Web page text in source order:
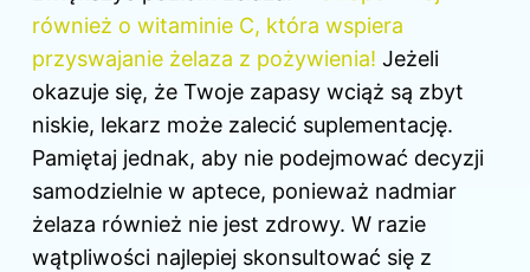
również o witaminie C, która wspiera
przyswajanie żelaza z pożywienia! Jeżeli
okazuje się, że Twoje zapasy wciąż są zbyt
niskie, lekarz może zalecić suplementację.
Pamiętaj jednak, aby nie podejmować decyzji
samodzielnie w aptece, ponieważ nadmiar
żelaza również nie jest zdrowy. W razie
wątpliwości najlepiej skonsultować się z